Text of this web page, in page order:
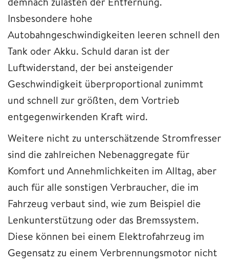
Insbesondere hohe
Autobahngeschwindigkeiten leeren schnell den
Tank oder Akku. Schuld daran ist der
Luftwiderstand, der bei ansteigender
Geschwindigkeit überproportional zunimmt
und schnell zur größten, dem Vortrieb
entgegenwirkenden Kraft wird.
Weitere nicht zu unterschätzende Stromfresser
sind die zahlreichen Nebenaggregate für
Komfort und Annehmlichkeiten im Alltag, aber
auch für alle sonstigen Verbraucher, die im
Fahrzeug verbaut sind, wie zum Beispiel die
Lenkunterstützung oder das Bremssystem.
Diese können bei einem Elektrofahrzeug im
Gegensatz zu einem Verbrennungsmotor nicht